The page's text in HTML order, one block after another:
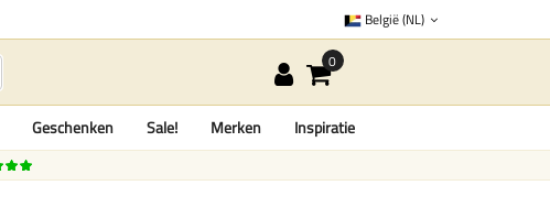
België (NL)
Geschenken Sale! Merken Inspiratie